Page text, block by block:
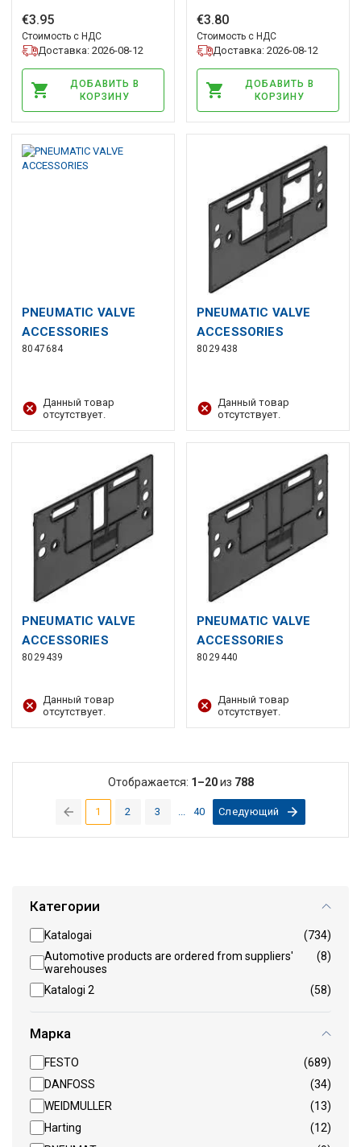
€3.95
Стоимость с НДС
Доставка: 2026-08-12
ДОБАВИТЬ В
КОРЗИНУ
€3.80
Стоимость с НДС
Доставка: 2026-08-12
ДОБАВИТЬ В
КОРЗИНУ
PNEUMATIC VALVE
ACCESSORIES
8047684
Данный товар
отсутствует.
PNEUMATIC VALVE
ACCESSORIES
8029438
Данный товар
отсутствует.
PNEUMATIC VALVE
ACCESSORIES
8029439
Данный товар
отсутствует.
PNEUMATIC VALVE
ACCESSORIES
8029440
Данный товар
отсутствует.
1(current)
2 3 40 Следующий
Отображается: 1–20из 788
Категории
Katalogai
(734)
Automotive products are ordered from suppliers'
warehouses
(8)
Katalogi 2 (58)
Марка
FESTO
(689)
DANFOSS
(34)
WEIDMULLER
(13)
Harting
(12)